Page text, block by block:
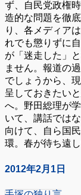
ず、自民党政権
造的な問題を徹
り、各メディア
れでも懲りずに
が「迷走した」
ません。報道の
でしょうから、
呈しておきたい
へ。野田総理が
いて、講話では
向けて、自ら国
環。春が待ち遠
2012年2月1日